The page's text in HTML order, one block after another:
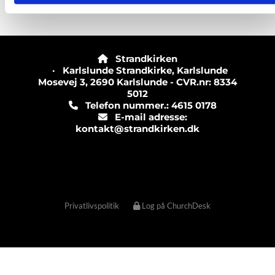

Strandkirken
· Karlslunde Strandkirke, Karlslunde
Mosevej 3, 2690 Karlslunde - CVR.nr: 8334
5012
Telefon nummer.: 4615 0178
E-mail adresse:
kontakt@strandkirken.dk
Privatlivspolitik Log på ChurchDesk